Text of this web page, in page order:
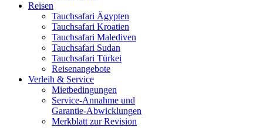
Reisen
Tauchsafari Ägypten
Tauchsafari Kroatien
Tauchsafari Malediven
Tauchsafari Sudan
Tauchsafari Türkei
Reisenangebote
Verleih & Service
Mietbedingungen
Service-Annahme und
Garantie-Abwicklungen
Merkblatt zur Revision